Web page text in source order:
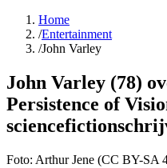
Home
/Entertainment
/John Varley
John Varley (78)
Persistence of
Foto: Arthur Jene (CC BY-SA